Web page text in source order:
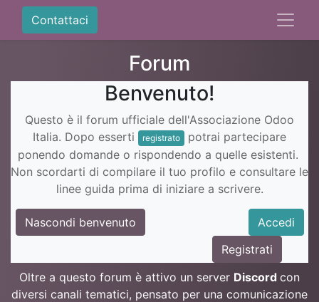
Contattaci
Forum
Benvenuto!
Questo è il forum ufficiale dell'Associazione Odoo
Italia. Dopo esserti
registrato
potrai partecipare
ponendo domande o rispondendo a quelle esistenti.
Non scordarti di compilare il tuo profilo e consultare le
linee guida prima di iniziare a scrivere.
Nascondi benvenuto
Accedi
Registrati
Oltre a questo forum è attivo un server Discord con
diversi canali tematici, pensato per una comunicazione